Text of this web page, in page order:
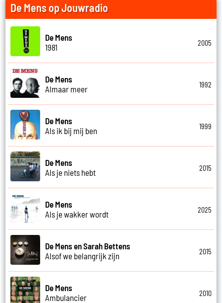
De Mens op Jouwradio
De Mens
1981
2005
De Mens
Almaar meer
1992
De Mens
Als ik bij mij ben
1999
De Mens
Als je niets hebt
2015
De Mens
Als je wakker wordt
2025
De Mens en Sarah Bettens
Alsof we belangrijk zijn
2015
De Mens
Ambulancier
2010